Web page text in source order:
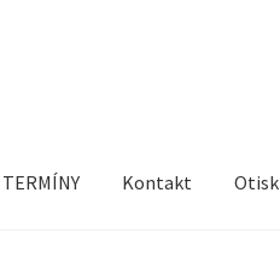
TERMÍNY Kontakt Otisk